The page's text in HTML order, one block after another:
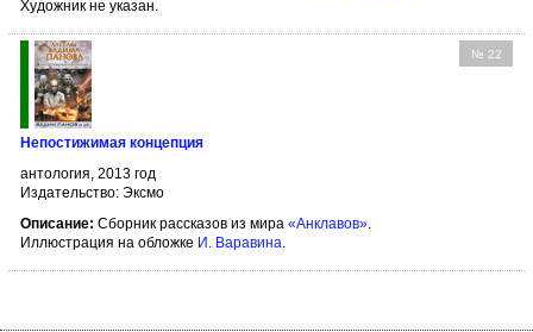
Художник не указан.
№ 22
Непостижимая концепция
антология, 2013 год
Издательство: Эксмо
Описание: Сборник рассказов из мира «Анклавов».
Иллюстрация на обложке И. Варавина.